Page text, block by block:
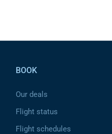
BOOK
Our deals
Flight status
Flight schedules